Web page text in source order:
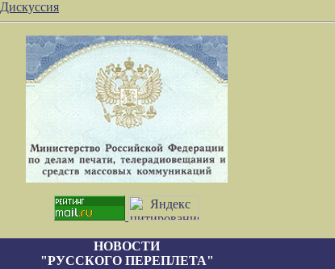
Дискуссия
НОВОСТИ
"РУССКОГО ПЕРЕПЛЕТА"